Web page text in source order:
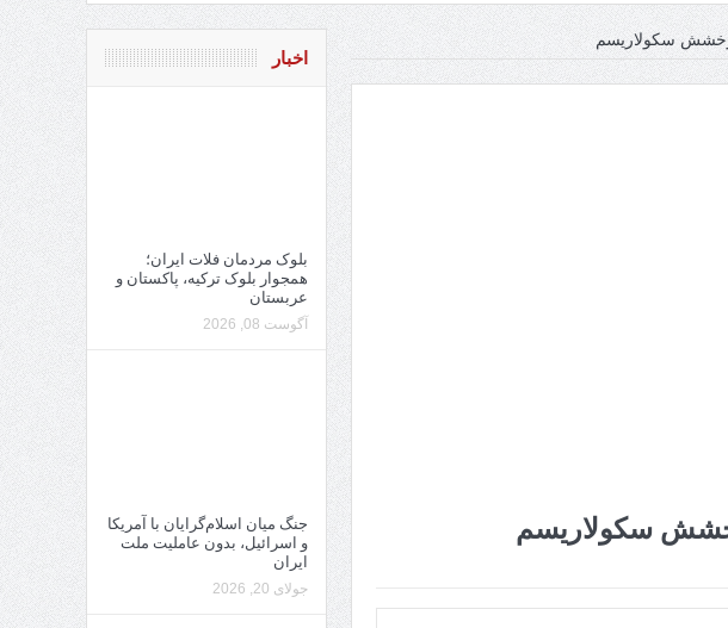
سکولاریسم
سکولاریسم
اخبار
بلوک مردمان فلات ایران؛
همجوار بلوک ترکیه، پاکستان و
عربستان
آگوست 08, 2026
جنگ میان اسلام‌گرایان با آمریکا
و اسرائیل، بدون عاملیت ملت
ایران
جولای 20, 2026